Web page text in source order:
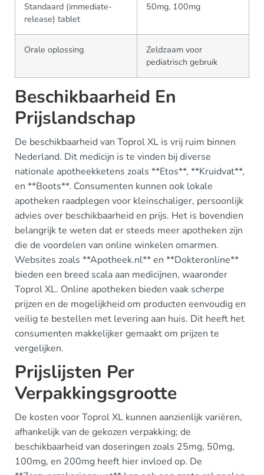
Standaard (immediate-
release) tablet
50mg, 100mg
Orale oplossing
Zeldzaam voor
pediatrisch gebruik
Beschikbaarheid En
Prijslandschap
De beschikbaarheid van Toprol XL is vrij ruim binnen
Nederland. Dit medicijn is te vinden bij diverse
nationale apotheekketens zoals **Etos**, **Kruidvat**,
en **Boots**. Consumenten kunnen ook lokale
apotheken raadplegen voor kleinschaliger, persoonlijk
advies over beschikbaarheid en prijs. Het is bovendien
belangrijk te weten dat er steeds meer apotheken zijn
die de voordelen van online winkelen omarmen.
Websites zoals **Apotheek.nl** en **Dokteronline**
bieden een breed scala aan medicijnen, waaronder
Toprol XL. Online apotheken bieden vaak scherpe
prijzen en de mogelijkheid om producten eenvoudig en
veilig te bestellen met levering aan huis. Dit heeft het
consumenten makkelijker gemaakt om prijzen te
vergelijken.
Prijslijsten Per
Verpakkingsgrootte
De kosten voor Toprol XL kunnen aanzienlijk variëren,
afhankelijk van de gekozen verpakking; de
beschikbaarheid van doseringen zoals 25mg, 50mg,
100mg, en 200mg heeft hier invloed op. De